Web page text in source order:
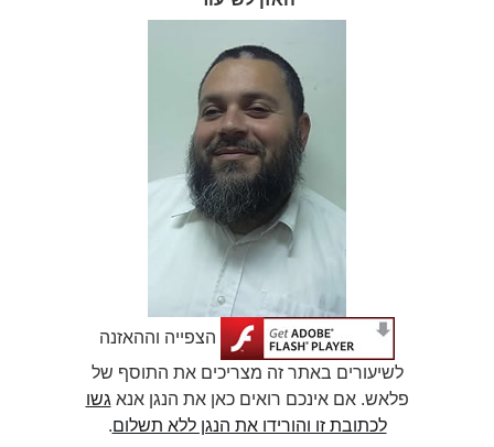
הצפייה וההאזנה
לשיעורים באתר זה מצריכים את התוסף של
פלאש. אם אינכם רואים כאן את הנגן אנאגשו
לכתובת זו והורידו את הנגן ללא תשלום.